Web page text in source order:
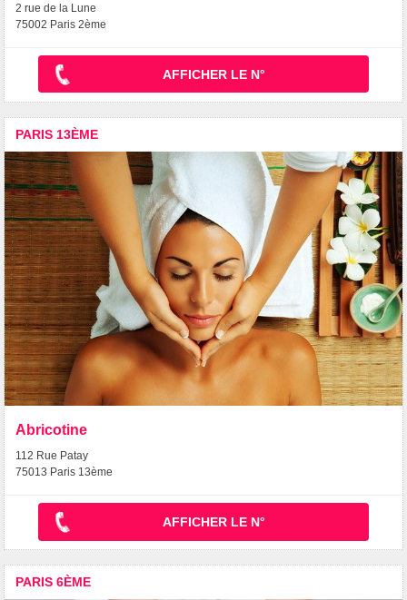
2 rue de la Lune
75002 Paris 2ème
AFFICHER LE N°
PARIS 13ÈME
Abricotine
112 Rue Patay
75013 Paris 13ème
AFFICHER LE N°
PARIS 6ÈME